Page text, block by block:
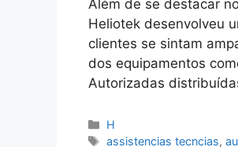
Além de se destacar
Heliotek desenvolveu
clientes se sintam
dos equipamentos
Autorizadas
Categorias
H
Tags
assistencias tecncias,